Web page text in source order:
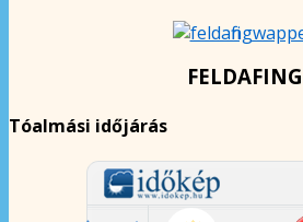
FELDAFING
Tóalmási időjárás